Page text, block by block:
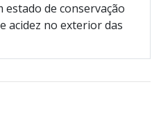
estado de conservação
acidez no exterior das